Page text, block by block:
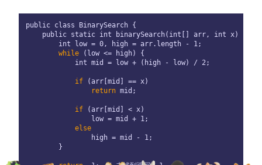
public class BinarySearch {
    public static int binarySearch(int[] arr, int x) {
        int low = 0, high = arr.length - 1;
while (low <= high) {
            int mid = low + (high - low) / 2;
if (arr[mid] == x)
return mid;
if (arr[mid] < x)
                low = mid + 1;
else
                high = mid - 1;
        }